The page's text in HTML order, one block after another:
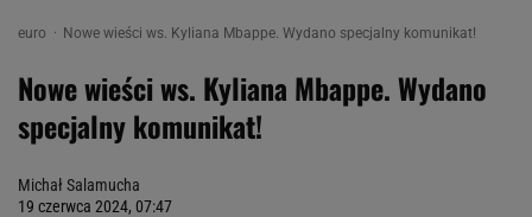
euro Nowe wieści ws. Kyliana Mbappe. Wydano specjalny komunikat!
Nowe wieści ws. Kyliana Mbappe. Wydano
specjalny komunikat!
Michał Salamucha
19 czerwca 2024, 07:47